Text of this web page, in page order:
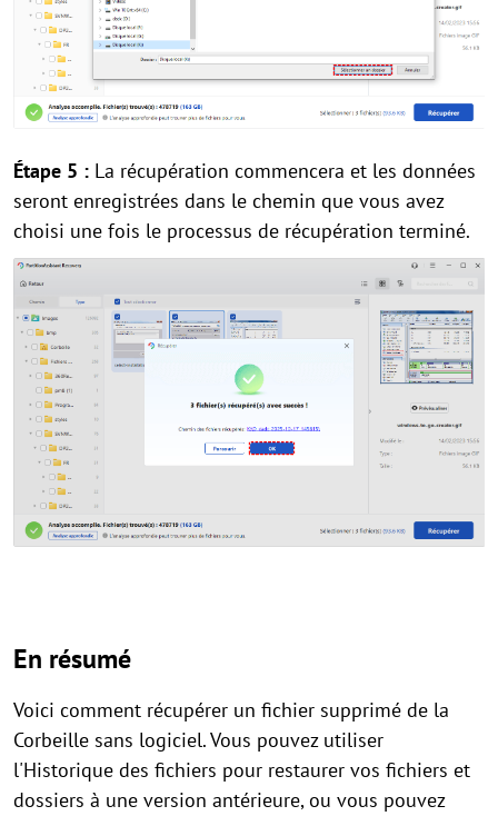
Étape 5 : La récupération commencera et les données
seront enregistrées dans le chemin que vous avez
choisi une fois le processus de récupération terminé.
En résumé
Voici comment récupérer un fichier supprimé de la
Corbeille sans logiciel. Vous pouvez utiliser
l'Historique des fichiers pour restaurer vos fichiers et
dossiers à une version antérieure, ou vous pouvez